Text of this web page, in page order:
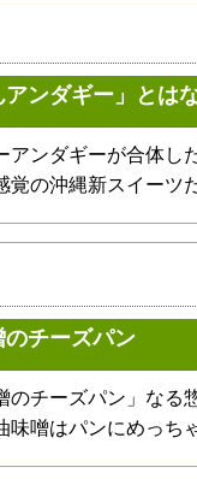
ンダギー」とは
アンダギーが合体し
の沖縄新スイーツ
チーズパン
のチーズパン」なる
噌はパンにめっち